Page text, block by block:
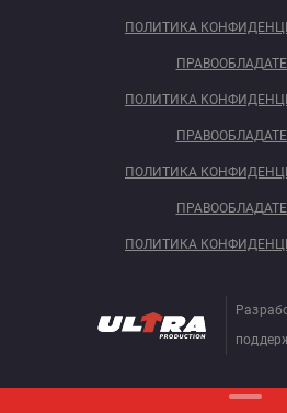
ПОЛИТИКА
ПОЛИТИКА
ПОЛИТИКА
ПОЛИТИКА